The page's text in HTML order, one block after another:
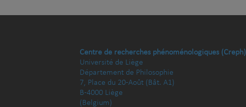
Centre de recherches phénoménologiques (Creph)
Université de Liège
Département de Philosophie
7, Place du 20-Août (Bât. A1)
B-4000 Liège
(Belgium)